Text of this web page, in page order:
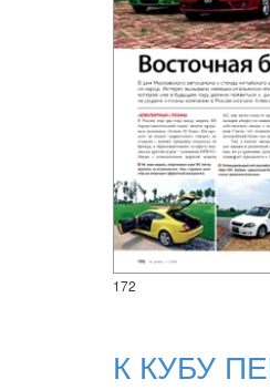
172
К КУБУ